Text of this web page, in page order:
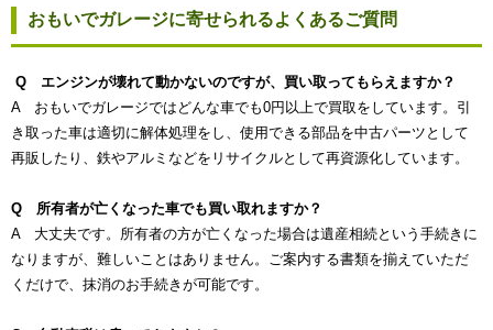
おもいでガレージに寄せられるよくあるご質問
Q エンジンが壊れて動かないのですが、買い取ってもらえますか？
A おもいでガレージではどんな車でも0円以上で買取をしています。引
き取った車は適切に解体処理をし、使用できる部品を中古パーツとして
再販したり、鉄やアルミなどをリサイクルとして再資源化しています。
Q 所有者が亡くなった車でも買い取れますか？
A 大丈夫です。所有者の方が亡くなった場合は遺産相続という手続きに
なりますが、難しいことはありません。ご案内する書類を揃えていただ
くだけで、抹消のお手続きが可能です。